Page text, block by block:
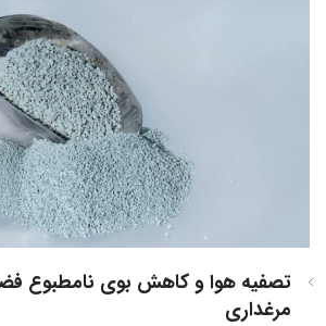
تصفیه هوا و کاهش بوی نامطبوع
مرغداری